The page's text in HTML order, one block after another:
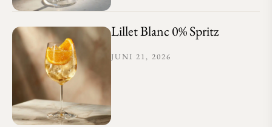
Lillet Blanc 0% Spritz
JUNI 21, 2026